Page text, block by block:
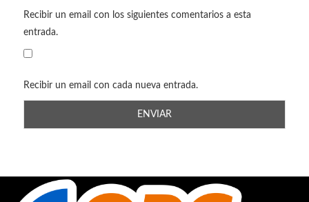
Recibir un email con los siguientes comentarios a esta
entrada.
Recibir un email con cada nueva entrada.